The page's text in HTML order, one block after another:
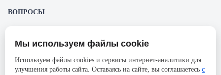
Производитель
Серия
S804S
ВОПРОСЫ
Пожалуйста, авторизуйтесь, чтобы иметь
Представленные изображения и характеристики могут отличаться от реального
без предварительного уведомления. Компания АйДистрибьют не несёт
ответственности в случае не соответствия текущей модели товаров фотографиям,
Мы используем файлы cookie
Используем файлы cookies и сервисы интернет-аналитики для
улучшения работы сайта. Оставаясь на сайте, вы соглашаетесь с